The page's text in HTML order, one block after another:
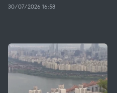
30/07/2026 16:58